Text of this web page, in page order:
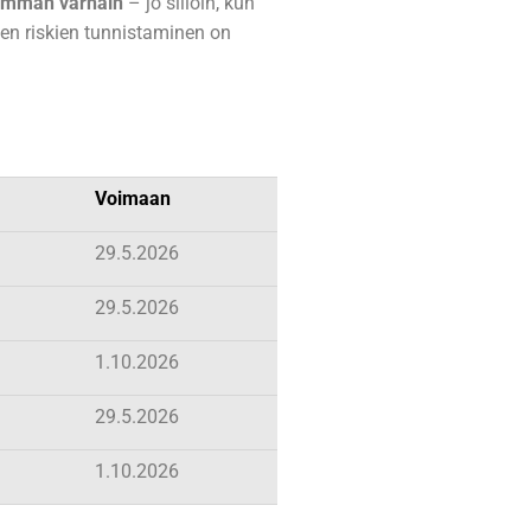
riskien tunnistaminen on
Voimaan
29.5.2026
29.5.2026
1.10.2026
29.5.2026
1.10.2026